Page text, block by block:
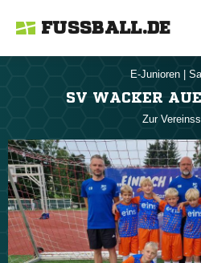
FUSSBALL.DE
E-Junioren
SV WACKER
Zur